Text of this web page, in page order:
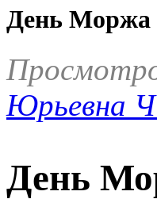
День Моржа
Юрьевна
День